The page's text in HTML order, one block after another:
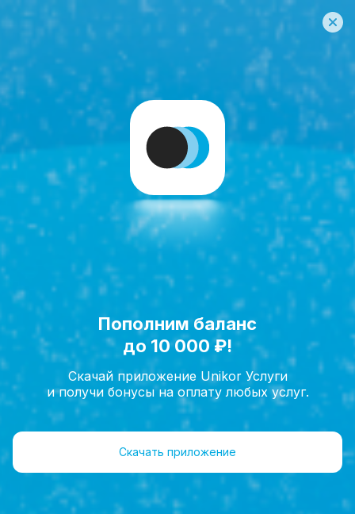
Исполнить мечту!
Главная
Услуги
Пополним баланс
до 10 000 ₽!
Скачай приложение Unikor Услуги
и получи бонусы на оплату любых услуг.
Скачать приложение